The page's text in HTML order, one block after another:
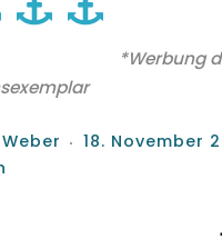
*Werbung
18. November